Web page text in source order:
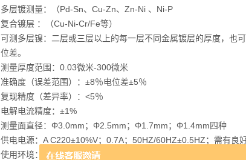
多层镀测量：（Pd-Sn、Cu-Zn、Zn-Ni 、Ni-P
复合镀层 ：（Cu-Ni-Cr/Fe等）
可测多层镍：二层或三层以上的每一层不同金属镀层的厚度，也
位差。
测量厚度范围：0.03微米-300微米
准确度（误差范围）：±8％电位差±5％
复现精度（差异率）：<5％
电解电流精度：±1%
测量面直径：Φ3.0mm；Φ2.5mm；Φ1.7mm；Φ1.4mm四种
供电电源：A C220±10%V；0.7A；50HZ/60HZ±0.5HZ；需有良好
使用环境：